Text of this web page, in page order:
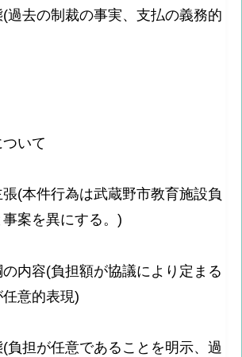
去の制裁の事実、支払の義務的
いて
(本件行為は武蔵野市教育施設負
案を異にする。)
内容(負担額が協議により定まる
意的表現)
担が任意であることを明示、過